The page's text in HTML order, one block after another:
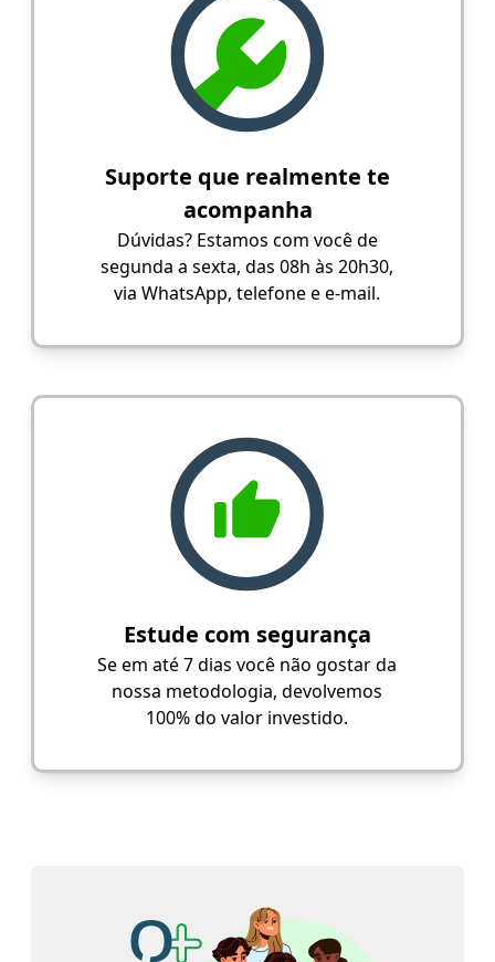
Suporte que realmente te
acompanha
Dúvidas? Estamos com você de
segunda a sexta, das 08h às 20h30,
via WhatsApp, telefone e e-mail.
Estude com segurança
Se em até 7 dias você não gostar da
nossa metodologia, devolvemos
100% do valor investido.